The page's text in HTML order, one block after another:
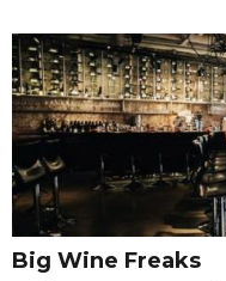
Big Wine Freaks